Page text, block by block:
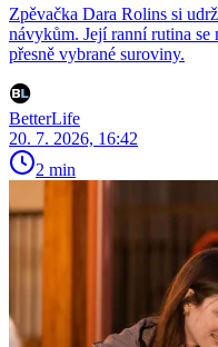
Zpěvačka Dara Rolins si
návykům. Její ranní rutina se
přesně vybrané suroviny.
BetterLife
20. 7. 2026, 16:42
2 min